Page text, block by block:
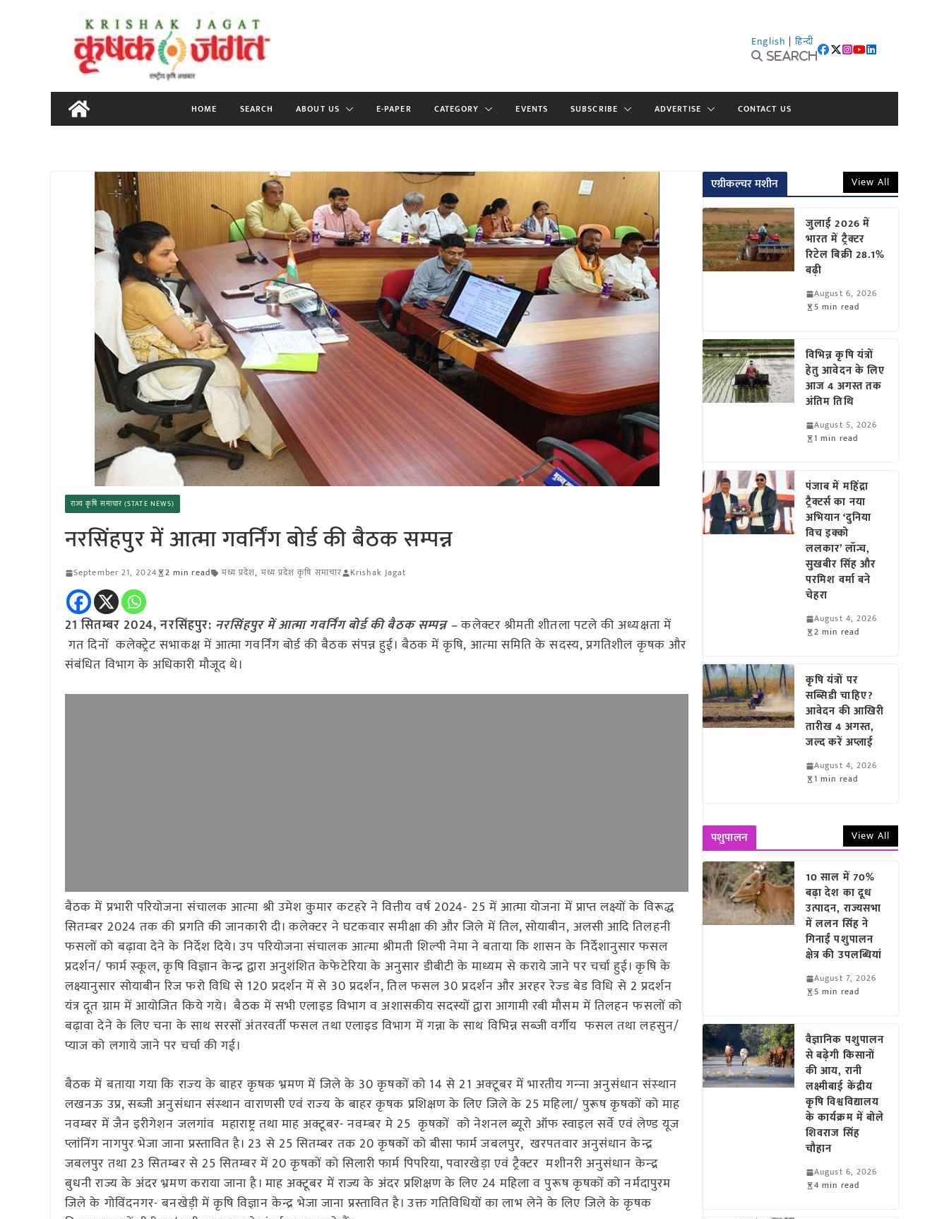
content
English | हिन्दी
Search
HOME SEARCH ABOUT US E-PAPER CATEGORY EVENTS SUBSCRIBE ADVERTISE CONTACT US
राज्य कृषि समाचार (STATE NEWS)
नरसिंहपुर में आत्मा गवर्निंग बोर्ड की बैठक सम्पन्न
September 21, 2024 2 min read मध्य प्रदेश, मध्य प्रदेश कृषि समाचार Krishak Jagat
21 सितम्बर 2024, नरसिंहपुर: नरसिंहपुर में आत्मा गवर्निंग बोर्ड की बैठक सम्पन्न –कलेक्टर श्रीमती शीतला पटले की अध्यक्षता में
गत दिनों कलेक्ट्रेट सभाकक्ष में आत्मा गवर्निंग बोर्ड की बैठक संपन्न हुई। बैठक में कृषि, आत्‍मा समिति के सदस्य, प्रगतिशील कृषक और
संबंधित विभाग के अधिकारी मौजूद थे।
बैठक में प्रभारी परियोजना संचालक आत्‍मा श्री उमेश कुमार कटहरे ने वित्तीय वर्ष 2024- 25 में आत्मा योजना में प्राप्त लक्ष्यों के विरूद्ध
सितम्‍बर 2024 तक की प्रगति की जानकारी दी। कलेक्टर ने घटकवार समीक्षा की और जिले में तिल, सोयाबीन, अलसी आदि तिलहनी
फसलों को बढ़ावा देने के निर्देश दिये। उप परियोजना संचालक आत्‍मा श्रीमती शिल्‍पी नेमा ने बताया कि शासन के निर्देशानुसार फसल
प्रदर्शन/ फार्म स्‍कूल, कृषि विज्ञान केन्द्र द्वारा अनुशंशित केफेटेरिया के अनुसार डीबीटी के माध्यम से कराये जाने पर चर्चा हुई। कृषि के
लक्ष्यानुसार सोयाबीन रिज फरो विधि से 120 प्रदर्शन में से 30 प्रदर्शन, तिल फसल 30 प्रदर्शन और अरहर रेज्‍ड बेड विधि से 2 प्रदर्शन
यंत्र दूत ग्राम में आयोजित किये गये। बैठक में सभी एलाइड विभाग व अशासकीय सदस्यों द्वारा आगामी रबी मौसम में तिलहन फसलों को
बढ़ावा देने के लिए चना के साथ सरसों अंतरवर्ती फसल तथा एलाइड विभाग में गन्ना के साथ विभिन्न सब्जी वर्गीय फसल तथा लहसुन/
प्याज को लगाये जाने पर चर्चा की गई।
बैठक में बताया गया कि राज्‍य के बाहर कृ‍षक भ्रमण में जिले के 30 कृषकों को 14 से 21 अक्‍टूबर में भारतीय गन्‍ना अनुसंधान संस्‍थान
लखनऊ उप्र, सब्‍जी अनुसंधान संस्‍थान वाराणसी एवं राज्‍य के बाहर कृ‍षक प्रशिक्षण के लिए जिले के 25 महिला/ पुरूष कृषकों को माह
नवम्बर में जैन इरीगेशन जलगांव महाराष्ट्र तथा माह अक्टूबर- नवम्‍बर मे 25 कृषकों को नेशनल ब्यूरो ऑफ स्वाइल सर्वे एवं लेण्ड यूज
प्लांनिंग नागपुर भेजा जाना प्रस्तावित है। 23 से 25 सितम्बर तक 20 कृषकों को बीसा फार्म जबलपुर, खरपतवार अनुसंधान केन्द्र
जबलपुर तथा 23 सितम्बर से 25 सितम्बर में 20 कृषकों को सिलारी फार्म पिपरिया, पवारखेड़ा एवं ट्रैक्टर मशीनरी अनुसंधान केन्‍द्र
बुधनी राज्य के अंदर भ्रमण कराया जाना है। माह अक्टूबर में राज्य के अंदर प्रशिक्षण के लिए 24 महिला व पुरूष कृषकों को नर्मदापुरम
जिले के गोविंदनगर- बनखेड़ी में कृषि विज्ञान केन्द्र भेजा जाना प्रस्तावित है। उक्त गतिविधियों का लाभ लेने के लिए जिले के कृषक
एग्रीकल्चर मशीन View All
जुलाई 2026 में
भारत में ट्रैक्टर
रिटेल बिक्री 28.1%
बढ़ी
August 6, 2026
5 min read
विभिन्न कृषि यंत्रों
हेतु आवेदन के लिए
आज 4 अगस्त तक
अंतिम तिथि
August 5, 2026
1 min read
पंजाब में महिंद्रा
ट्रैक्टर्स का नया
अभियान ‘दुनिया
विच इक्को
ललकार’ लॉन्च,
सुखबीर सिंह और
परमिश वर्मा बने
चेहरा
August 4, 2026
2 min read
कृषि यंत्रों पर
सब्सिडी चाहिए?
आवेदन की आखिरी
तारीख 4 अगस्त,
जल्द करें अप्लाई
August 4, 2026
1 min read
पशुपालन View All
10 साल में 70%
बढ़ा देश का दूध
उत्पादन, राज्यसभा
में ललन सिंह ने
गिनाईं पशुपालन
क्षेत्र की उपलब्धियां
August 7, 2026
5 min read
वैज्ञानिक पशुपालन
से बढ़ेगी किसानों
की आय, रानी
लक्ष्मीबाई केंद्रीय
कृषि विश्वविद्यालय
के कार्यक्रम में बोले
शिवराज सिंह
चौहान
August 6, 2026
4 min read